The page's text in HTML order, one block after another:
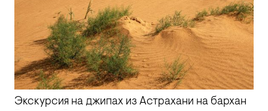
Экскурсия на джипах из Астрахани на бархан